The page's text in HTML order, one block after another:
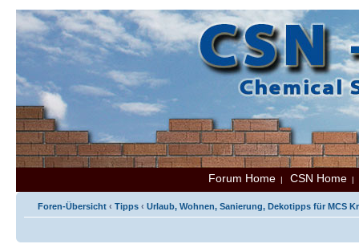
Forum Home | CSN Home
Foren-Übersicht ‹ Tipps ‹ Urlaub, Wohnen, Sanierung, Dekotipps für MCS